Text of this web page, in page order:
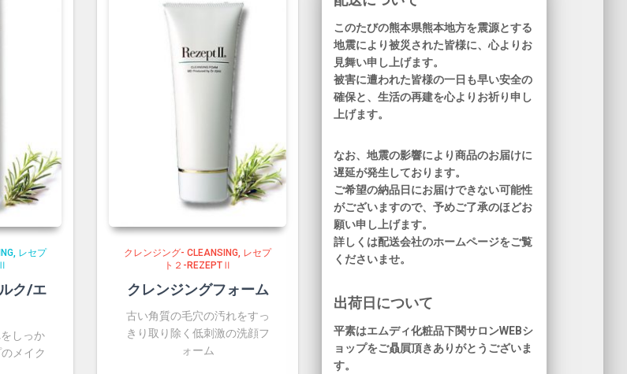
レセプ
ク/エ
しっか
メイク
クレンジング- CLEANSING レセプ
ト２-REZEPTⅡ
クレンジングフォーム
古い角質の毛穴の汚れをすっ
きり取り除く低刺激の洗顔フ
ォーム
このたびの熊本県熊本地方を震源とする
地震により被災された皆様に、心よりお
見舞い申し上げます。
被害に遭われた皆様の一日も早い安全の
確保と、生活の再建を心よりお祈り申し
上げます。
なお、地震の影響により商品のお届けに
遅延が発生しております。
ご希望の納品日にお届けできない可能性
がございますので、予めご了承のほどお
願い申し上げます。
詳しくは配送会社のホームページをご覧
くださいませ。
出荷日について
平素はエムディ化粧品下関サロンWEBシ
ョップをご贔屓頂きありがとうございま
す。